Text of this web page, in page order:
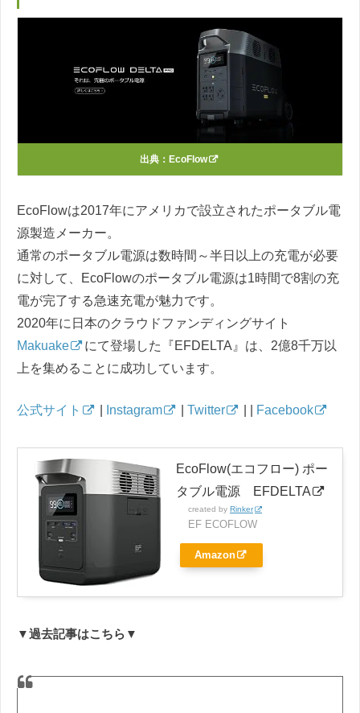
出典： EcoFlow
EcoFlowは2017年にアメリカで設立されたポータブル電
源製造メーカー。
通常のポータブル電源は数時間～半日以上の充電が必要
に対して、EcoFlowのポータブル電源は1時間で8割の充
電が完了する急速充電が魅力です。
2020年に日本のクラウドファンディングサイト
Makuake
にて登場した『EFDELTA』は、2億8千万以
上を集めることに成功しています。
公式サイト Instagram Twitter Facebook
EcoFlow(エコフロー) ポー
タブル電源 EFDELTA
created by Rinker
EF ECOFLOW
Amazon
▼過去記事はこちら▼